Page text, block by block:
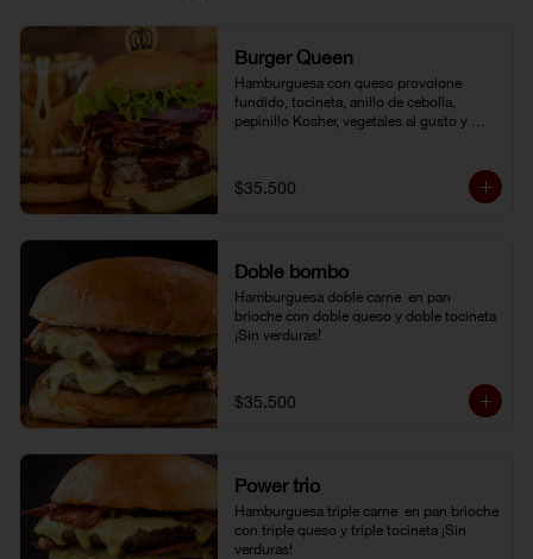
Burger Queen
Hamburguesa con queso provolone
fundido, tocineta, anillo de cebolla,
pepinillo Kosher, vegetales al gusto y
$35.500
Doble bombo
Hamburguesa doble carne  en pan
brioche con doble queso y doble tocineta
¡Sin verduras!
$35.500
Power trio
Hamburguesa triple carne  en pan brioche
con triple queso y triple tocineta ¡Sin
verduras!